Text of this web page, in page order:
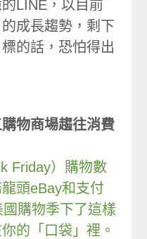
LINE，以目前
成長趨勢，剩下
的話，恐怕得出
物商場趨往消費
Friday）購物數
頭eBay和支付
購物季下了這樣
的「口袋」裡。